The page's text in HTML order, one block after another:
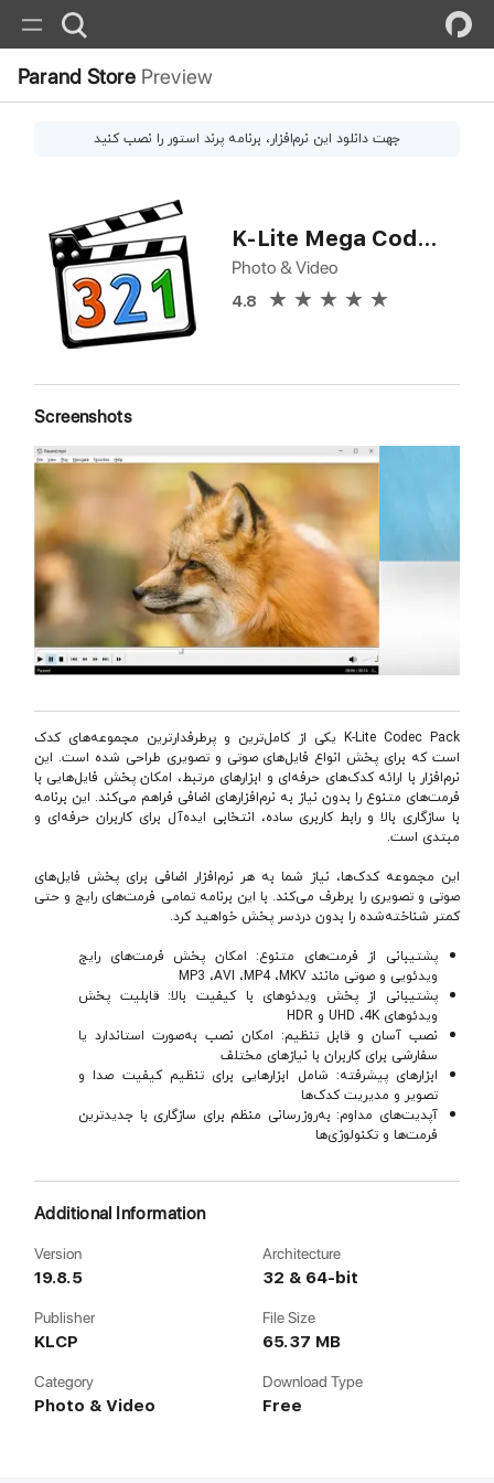
Parand Store Preview
جهت دانلود این نرم‌افزار، برنامه پرند استور را نصب کنید
K-Lite Mega Codec Pack
Photo & Video
4.8
Screenshots
K-Lite Codec Pack یکی از کامل‌ترین و پرطرفدارترین مجموعه‌های کدک
است که برای پخش انواع فایل‌های صوتی و تصویری طراحی شده است. این
نرم‌افزار با ارائه کدک‌های حرفه‌ای و ابزارهای مرتبط، امکان پخش فایل‌هایی با
فرمت‌های متنوع را بدون نیاز به نرم‌افزارهای اضافی فراهم می‌کند. این برنامه
با سازگاری بالا و رابط کاربری ساده، انتخابی ایده‌آل برای کاربران حرفه‌ای و
مبتدی است.
این مجموعه کدک‌ها، نیاز شما به هر نرم‌افزار اضافی برای پخش فایل‌های
صوتی و تصویری را برطرف می‌کند. با این برنامه تمامی فرمت‌های رایج و حتی
کمتر شناخته‌شده را بدون دردسر پخش خواهید کرد.
پشتیبانی از فرمت‌های متنوع: امکان پخش فرمت‌های رایج
ویدئویی و صوتی مانند MP3 ،AVI ،MP4 ،MKV
پشتیبانی از پخش ویدئوهای با کیفیت بالا: قابلیت پخش
ویدئوهای UHD ،4K و HDR
نصب آسان و قابل تنظیم: امکان نصب به‌صورت استاندارد یا
سفارشی برای کاربران با نیازهای مختلف
ابزارهای پیشرفته: شامل ابزارهایی برای تنظیم کیفیت صدا و
تصویر و مدیریت کدک‌ها
آپدیت‌های مداوم: به‌روزرسانی منظم برای سازگاری با جدیدترین
فرمت‌ها و تکنولوژی‌ها
Additional Information
Version
19.8.5
Architecture
32 & 64-bit
Publisher
KLCP
File Size
65.37 MB
Category
Photo & Video
Download Type
Free